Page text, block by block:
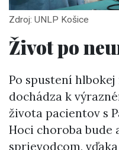
Zdroj: UNLP Košice
Život po
Po spustení
dochádza k
života pacientov s
Hoci choroba bude
sprievodcom,